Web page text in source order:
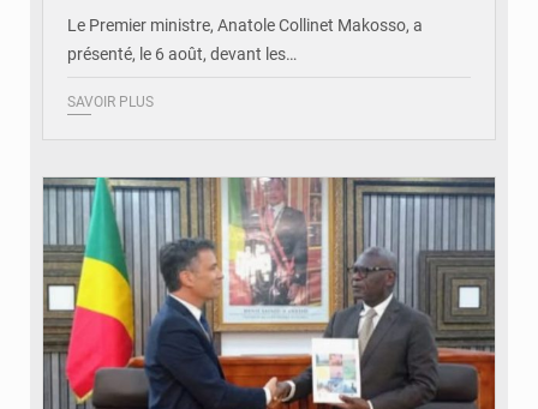
Le Premier ministre, Anatole Collinet Makosso, a
présenté, le 6 août, devant les…
SAVOIR PLUS